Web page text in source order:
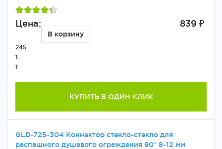
Цена: 839 ₽
В корзину
245
1
1
КУПИТЬ В ОДИН КЛИК
GLD-725-304 Коннектор стекло-стекло для
распашного душевого ограждения 90° 8-12 мм